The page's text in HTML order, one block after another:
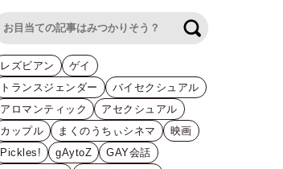
レズビアン
ゲイ
トランスジェンダー
バイセクシュアル
アロマンティック
アセクシュアル
カップル
まくのうちぃシネマ
映画
Pickles!
gAytoZ
GAY会話